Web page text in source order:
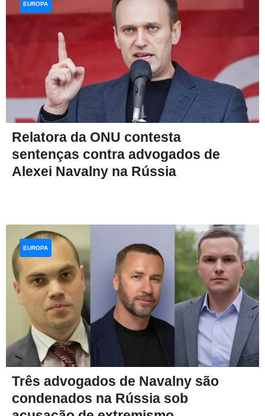
Relatora da ONU contesta
sentenças contra advogados de
Alexei Navalny na Rússia
EUROPA
Três advogados de Navalny são
condenados na Rússia sob
EUROPA